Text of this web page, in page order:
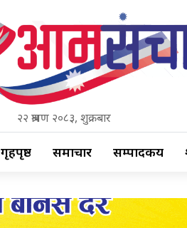
२२ श्रावण २०८३, शुक्रबार
गृहपृष्ठ समाचार सम्पादकीय